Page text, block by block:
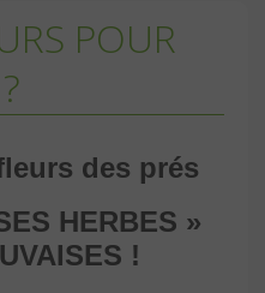
POUR
des prés
HERBES »
!